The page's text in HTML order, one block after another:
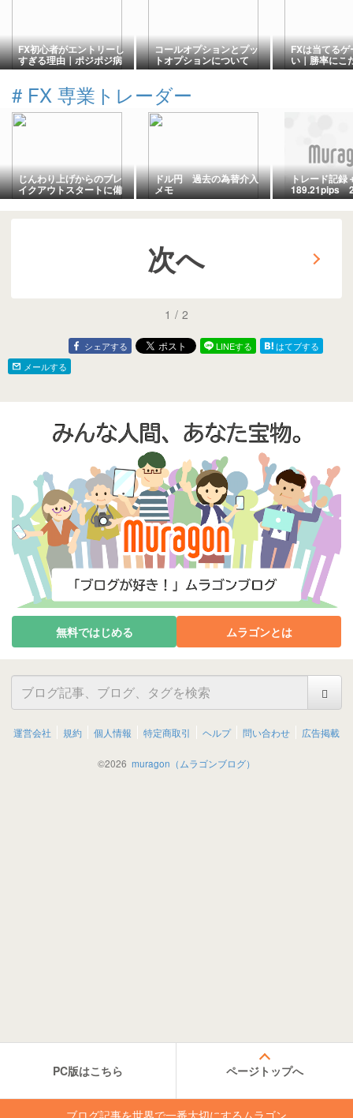
FX初心者がエントリーし
すぎる理由｜ポジポジ病
の原因と対策
コールオプションとプッ
トオプションについて
FXは当てる
い｜勝率にこ
苦しくなる本
# FX 専業トレーダー
じんわり上げからのブレ
イクアウトスタートに備
える日
ドル円 過去の為替介入
メモ
トレード記録
189.21pips
4/17
次へ
1 / 2
シェアする LINEする
はてブする
メールする
無料ではじめる ムラゴンとは
運営会社 規約 個人情報 特定商取引 ヘルプ 問い合わせ 広告掲載
©2026 muragon（ムラゴンブログ）
PC版はこちら ページトップへ
ブログ記事を世界で一番大切にするムラゴン